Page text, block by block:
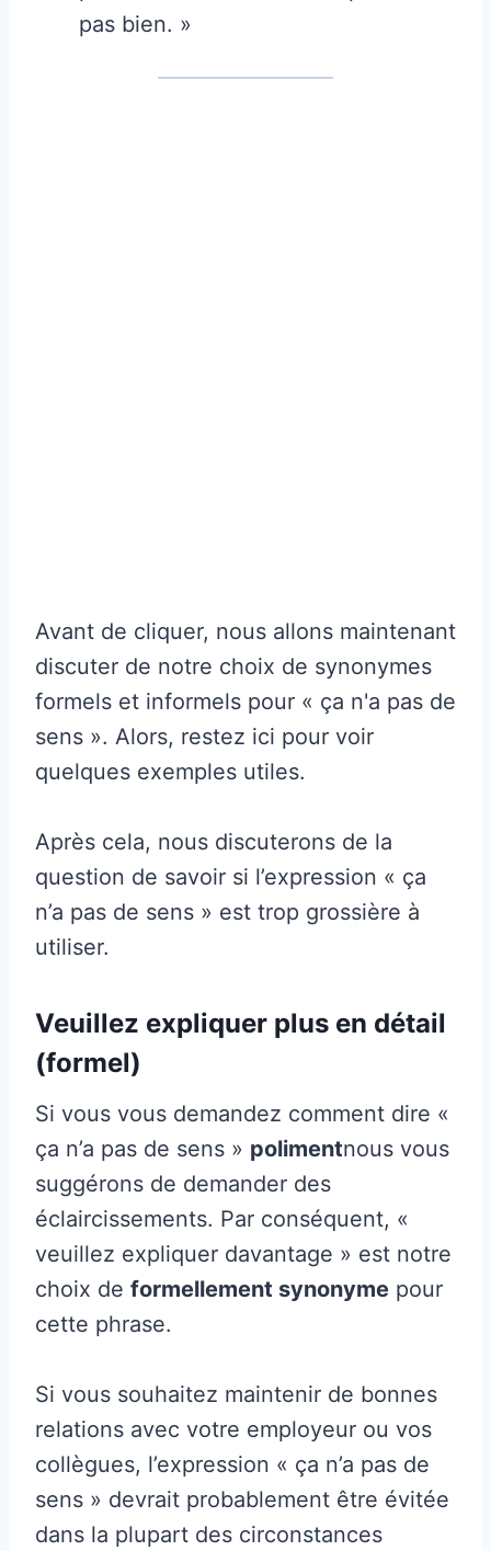
pas bien. »
Avant de cliquer, nous allons maintenant
discuter de notre choix de synonymes
formels et informels pour « ça n'a pas de
sens ». Alors, restez ici pour voir
quelques exemples utiles.
Après cela, nous discuterons de la
question de savoir si l’expression « ça
n’a pas de sens » est trop grossière à
utiliser.
Veuillez expliquer plus en détail
(formel)
Si vous vous demandez comment dire «
ça n’a pas de sens » polimentnous vous
suggérons de demander des
éclaircissements. Par conséquent, «
veuillez expliquer davantage » est notre
choix de formellement synonyme pour
cette phrase.
Si vous souhaitez maintenir de bonnes
relations avec votre employeur ou vos
collègues, l’expression « ça n’a pas de
sens » devrait probablement être évitée
dans la plupart des circonstances